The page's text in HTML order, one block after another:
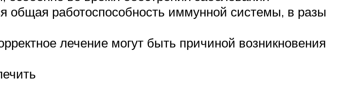
общая работоспособность иммунной системы, в разы
лечение могут быть причиной возникновения